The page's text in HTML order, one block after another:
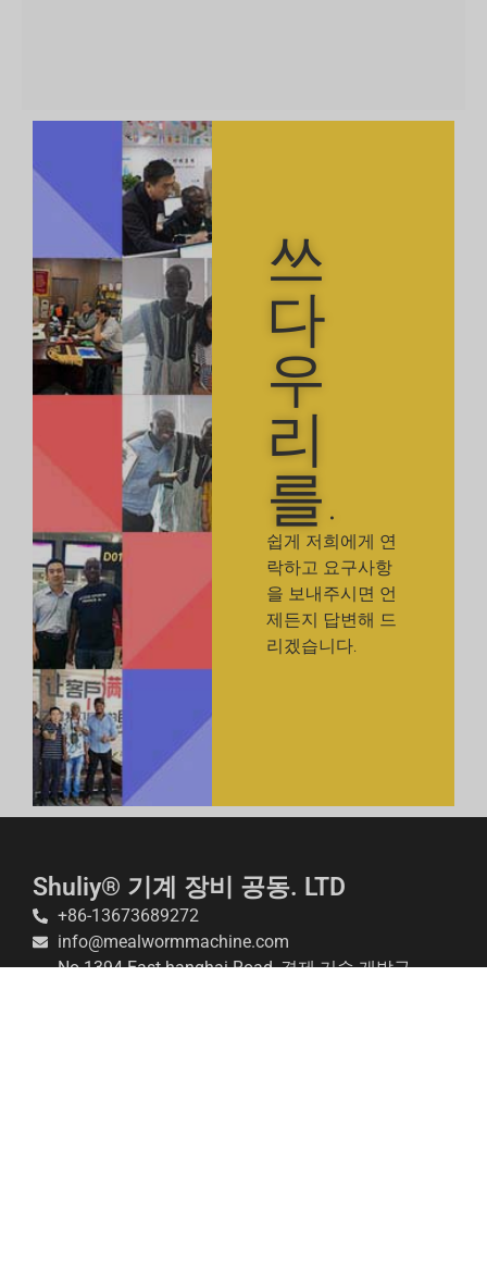
쓰
다
우
리
를.
쉽게 저희에게 연
락하고 요구사항
을 보내주시면 언
제든지 답변해 드
리겠습니다.
Shuliy® 기계 장비 공동. LTD
+86-13673689272
info@mealwormmachine.com
No.1394 East hanghai Road, 경제 기술 개발구,